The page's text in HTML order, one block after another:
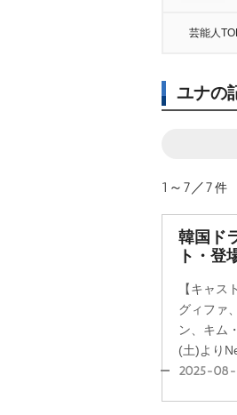
芸能人
ユナの
1～7／7件
韓国ド
ト・登
【キャス
グィファ
ン、キム
(土)より
2025-08-